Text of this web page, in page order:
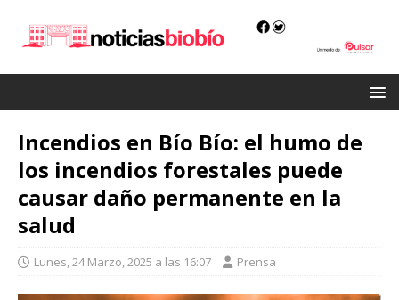
Incendios en Bío Bío: el humo de
los incendios forestales puede
causar daño permanente en la
salud
Lunes, 24 Marzo, 2025 a las 16:07 Prensa